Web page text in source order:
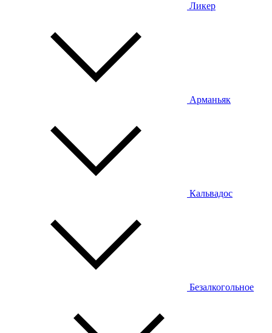
Ликер
Арманьяк
Кальвадос
Безалкогольное